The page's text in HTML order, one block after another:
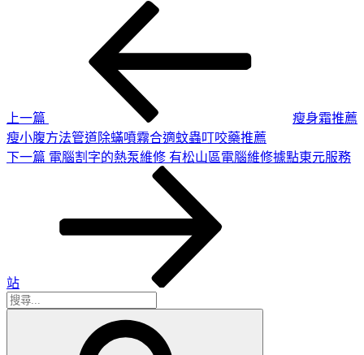
上一篇
瘦身霜推薦
瘦小腹方法管道除蟎噴霧合適蚊蟲叮咬藥推薦
下
下一篇 電腦割字的熱泵維修 有松山區電腦維修據點東元服務
站
搜